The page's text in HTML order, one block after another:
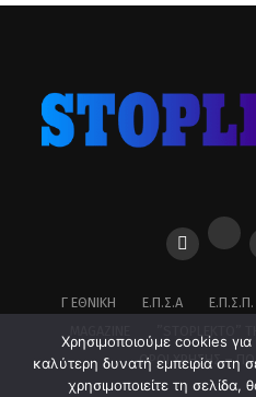
Γ ΕΘΝΙΚΉ Ε.Π.Σ.Α Ε.Π.Σ.Π.
ΌΡΟΙ ΧΡΉΣΗΣ –
Χρησιμοποιούμε cookies
καλύτερη δυνατή εμπειρία στη
χρησιμοποιείτε τη